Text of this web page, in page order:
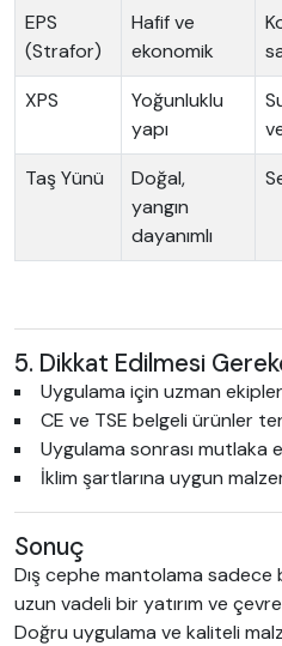
EPS
(Strafor)
Hafif ve
ekonomik
XPS
Yoğunluklu
yapı
Taş Yünü
Doğal,
yangın
dayanımlı
5. Dikkat Edilmesi
Uygulama için uzman
CE ve TSE belgeli ürünler
Uygulama sonrası mutlaka
İklim şartlarına uygun
Sonuç
Dış cephe mantolama sadece
uzun vadeli bir yatırım ve
Doğru uygulama ve kaliteli